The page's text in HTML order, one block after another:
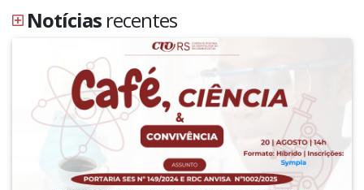
Notícias recentes